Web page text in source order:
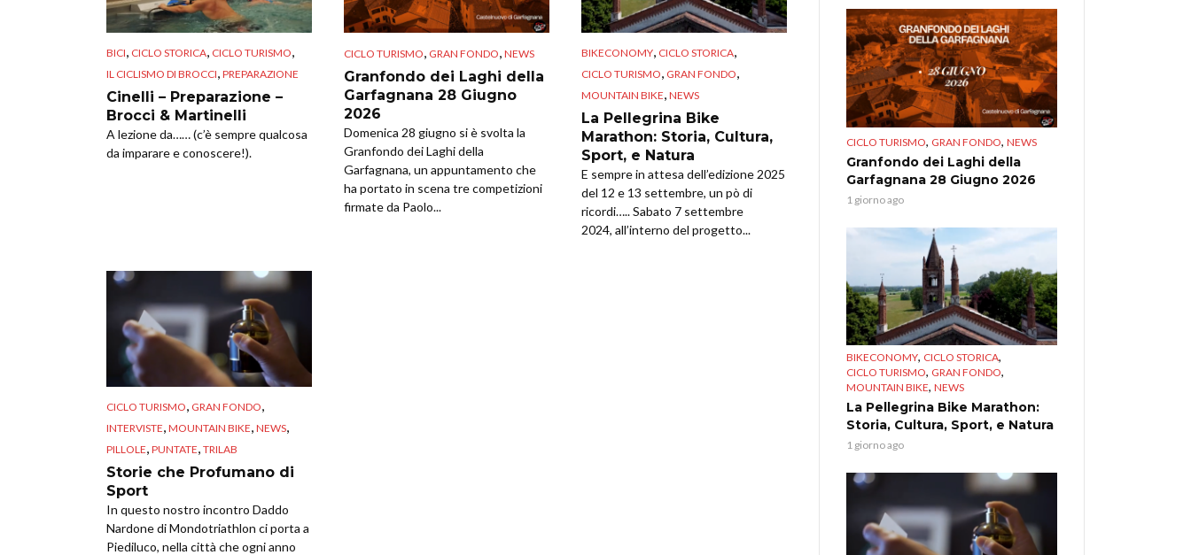
BICI, CICLO STORICA, CICLO TURISMO,
IL CICLISMO DI BROCCI, PREPARAZIONE
Cinelli – Preparazione –
Brocci & Martinelli
A lezione da…… (c’è sempre qualcosa
da imparare e conoscere!).
CICLO TURISMO, GRAN FONDO, NEWS
Granfondo dei Laghi della
Garfagnana 28 Giugno
2026
Domenica 28 giugno si è svolta la
Granfondo dei Laghi della
Garfagnana, un appuntamento che
ha portato in scena tre competizioni
firmate da Paolo...
BIKECONOMY, CICLO STORICA,
CICLO TURISMO, GRAN FONDO,
MOUNTAIN BIKE, NEWS
La Pellegrina Bike
Marathon: Storia, Cultura,
Sport, e Natura
E sempre in attesa dell’edizione 2025
del 12 e 13 settembre, un pò di
ricordi….. Sabato 7 settembre
2024, all’interno del progetto...
CICLO TURISMO GRAN FONDO
INTERVISTE MOUNTAIN BIKE NEWS
PILLOLE PUNTATE TRILAB
Storie che Profumano di
Sport
In questo nostro incontro Daddo
Nardone di Mondotriathlon ci porta a
Piediluco, nella città che ogni anno
CICLO TURISMO, GRAN FONDO, NEWS
Granfondo dei Laghi della
Garfagnana 28 Giugno 2026
1 giorno ago
BIKECONOMY, CICLO STORICA,
CICLO TURISMO, GRAN FONDO,
MOUNTAIN BIKE, NEWS
La Pellegrina Bike Marathon:
Storia, Cultura, Sport, e Natura
1 giorno ago